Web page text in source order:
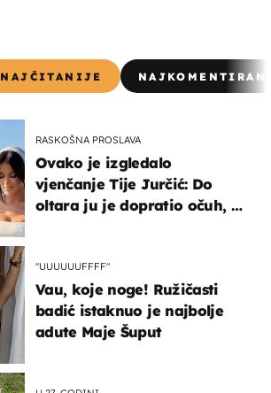
NAJČITANIJE
RASKOŠNA PROSLAVA
Ovako je izgledalo
vjenčanje Tije Jurčić: Do
oltara ju je dopratio očuh, a
"UUUUUUFFFF"
Vau, koje noge! Ružičasti
badić istaknuo je najbolje
adute Maje Šuput